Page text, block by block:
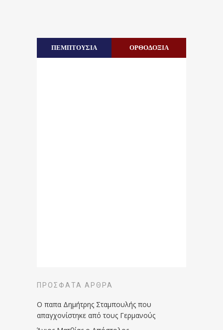
ΠΕΜΠΤΟΥΣΙΑ ΟΡΘΟΔΟΞΙΑ
ΠΡΌΣΦΑΤΑ ΆΡΘΡΑ
Ο παπα Δημήτρης Σταμπουλής που
απαγχονίστηκε από τους Γερμανούς